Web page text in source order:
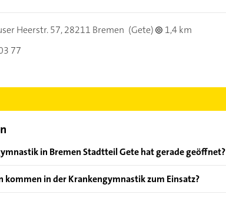
Heerstr. 57,28211 Bremen (Gete)
1,4 km
77
in Bremen Stadtteil Gete hat gerade geöffnet?
abweichen können.
kommen in der Krankengymnastik zum Einsatz?